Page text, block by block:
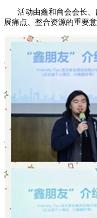
活动由鑫和商会会长、
展痛点、整合资源的重要